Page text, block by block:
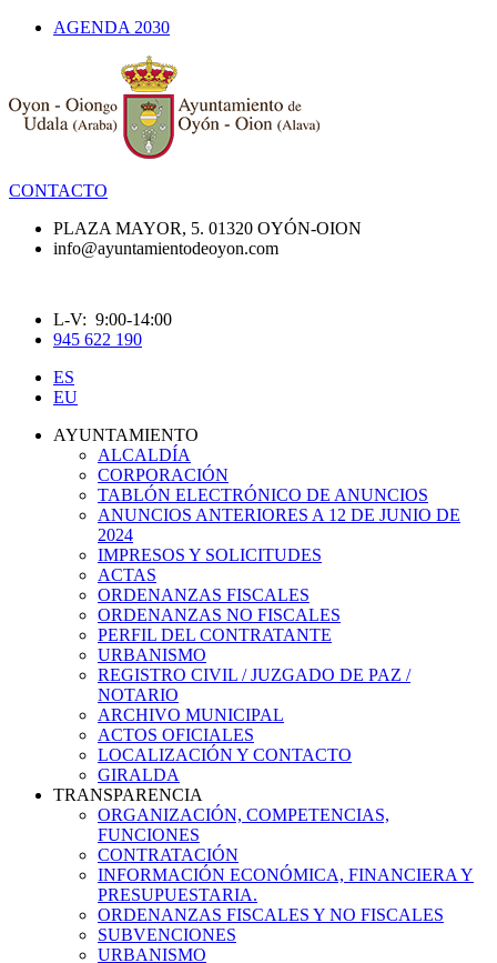
AGENDA 2030
CONTACTO
PLAZA MAYOR, 5. 01320 OYÓN-OION
info@ayuntamientodeoyon.com
L-V: 9:00-14:00
945 622 190
ES
EU
AYUNTAMIENTO
ALCALDÍA
CORPORACIÓN
TABLÓN ELECTRÓNICO DE ANUNCIOS
ANUNCIOS ANTERIORES A 12 DE JUNIO DE
2024
IMPRESOS Y SOLICITUDES
ACTAS
ORDENANZAS FISCALES
ORDENANZAS NO FISCALES
PERFIL DEL CONTRATANTE
URBANISMO
REGISTRO CIVIL / JUZGADO DE PAZ /
NOTARIO
ARCHIVO MUNICIPAL
ACTOS OFICIALES
LOCALIZACIÓN Y CONTACTO
GIRALDA
TRANSPARENCIA
ORGANIZACIÓN, COMPETENCIAS,
FUNCIONES
CONTRATACIÓN
INFORMACIÓN ECONÓMICA, FINANCIERA Y
PRESUPUESTARIA.
ORDENANZAS FISCALES Y NO FISCALES
SUBVENCIONES
URBANISMO